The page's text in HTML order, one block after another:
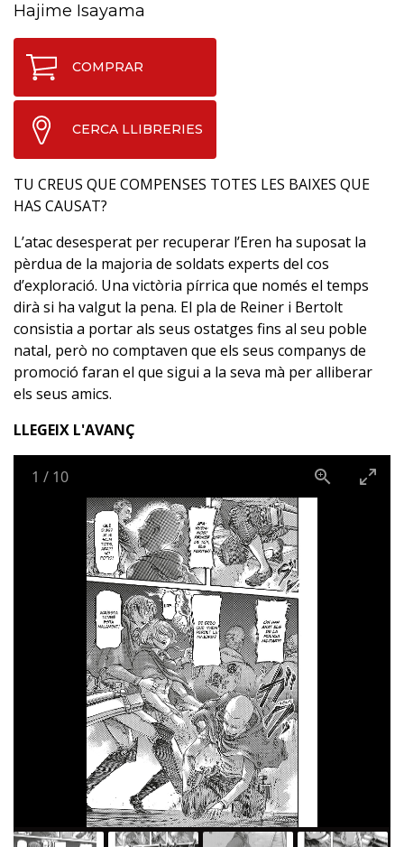
Hajime Isayama
COMPRAR
CERCA LLIBRERIES
TU CREUS QUE COMPENSES TOTES LES BAIXES QUE
HAS CAUSAT?
L’atac desesperat per recuperar l’Eren ha suposat la
pèrdua de la majoria de soldats experts del cos
d’exploració. Una victòria pírrica que només el temps
dirà si ha valgut la pena. El pla de Reiner i Bertolt
consistia a portar als seus ostatges fins al seu poble
natal, però no comptaven que els seus companys de
promoció faran el que sigui a la seva mà per alliberar
els seus amics.
LLEGEIX L'AVANÇ
1 / 10